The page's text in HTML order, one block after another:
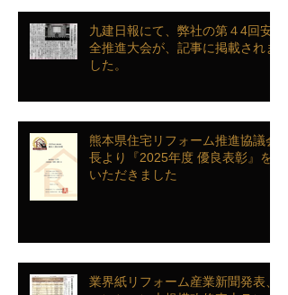
九建日報にて、弊社の第４4回安
全推進大会が、記事に掲載されま
した。
熊本県住宅リフォーム推進協議会
長より『2025年度 優良表彰』を
いただきました
業界紙リフォーム産業新聞発表、